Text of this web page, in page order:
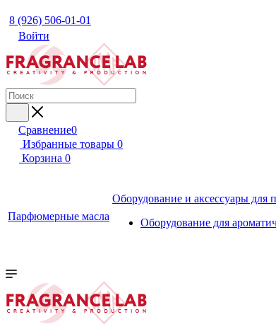
8 (926) 506-01-01
Войти
Сравнение0
Избранные товары 0
Корзина 0
Парфюмерные масла
Оборудование и аксессуары для
Оборудование для